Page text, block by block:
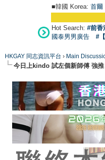
■韓國 Korea: 首爾
Hot Search: #前香
國泰男男廣告
#
HKGAY 同志資訊平台 › Main
今日上kindo 試左個新師傅 強推